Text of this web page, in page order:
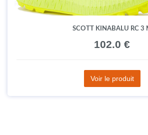
SCOTT KINABALU RC 3
102.0 €
Voir le produit